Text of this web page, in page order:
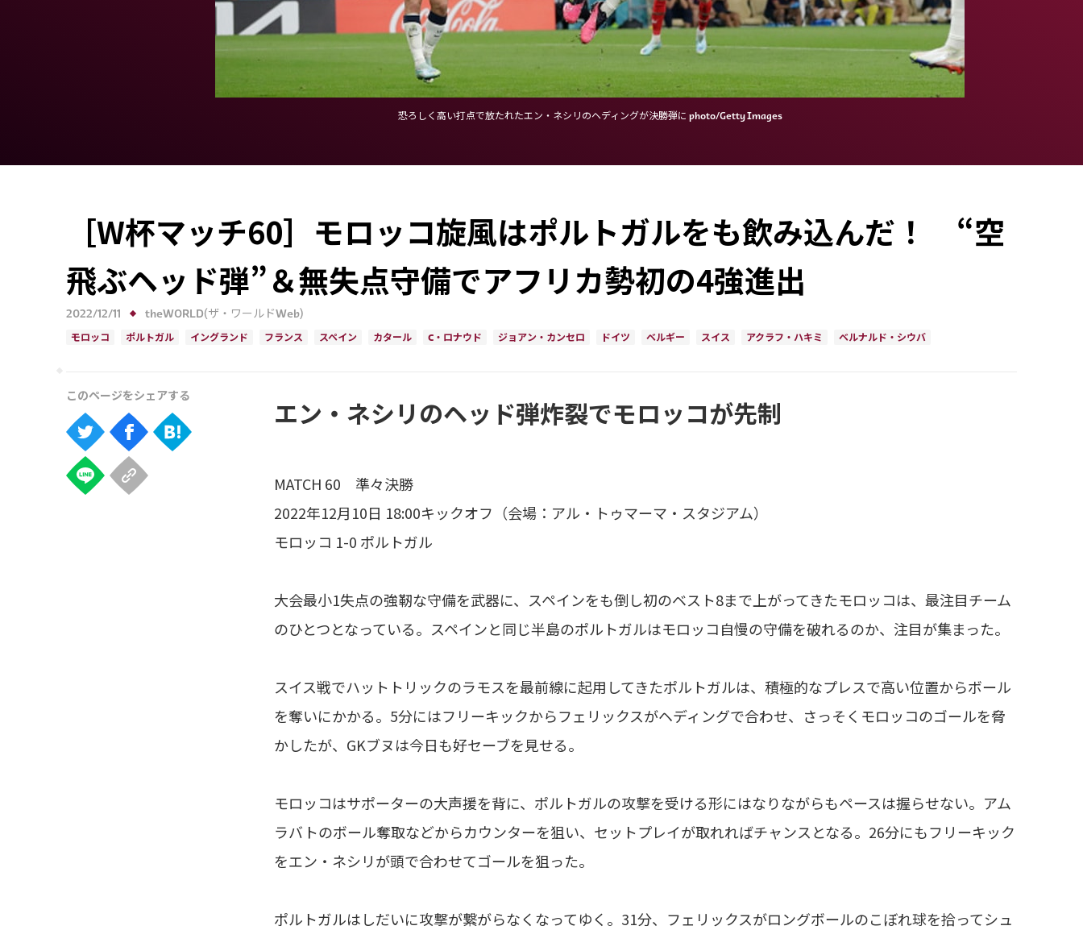
恐ろしく高い打点で放たれたエン・ネシリのヘディングが決勝弾に photo/Getty Images
［W杯マッチ60］モロッコ旋風はポルトガルをも飲み込んだ！ “空
飛ぶヘッド弾”＆無失点守備でアフリカ勢初の4強進出
2022/12/11 theWORLD(ザ・ワールドWeb)
モロッコ ポルトガル イングランド フランス スペイン カタール C・ロナウド ジョアン・カンセロ ドイツ ベルギー スイス アクラフ・ハキミ ベルナルド・シウバ
エン・ネシリのヘッド弾炸裂でモロッコが先制
MATCH 60 準々決勝
2022年12月10日 18:00キックオフ（会場：アル・トゥマーマ・スタジアム）
モロッコ 1-0 ポルトガル
大会最小1失点の強靭な守備を武器に、スペインをも倒し初のベスト8まで上がってきたモロッコは、最注目チーム
のひとつとなっている。スペインと同じ半島のポルトガルはモロッコ自慢の守備を破れるのか、注目が集まった。
スイス戦でハットトリックのラモスを最前線に起用してきたポルトガルは、積極的なプレスで高い位置からボール
を奪いにかかる。5分にはフリーキックからフェリックスがヘディングで合わせ、さっそくモロッコのゴールを脅
かしたが、GKブヌは今日も好セーブを見せる。
モロッコはサポーターの大声援を背に、ポルトガルの攻撃を受ける形にはなりながらもペースは握らせない。アム
ラバトのボール奪取などからカウンターを狙い、セットプレイが取れればチャンスとなる。26分にもフリーキック
をエン・ネシリが頭で合わせてゴールを狙った。
ポルトガルはしだいに攻撃が繋がらなくなってゆく。31分、フェリックスがロングボールのこぼれ球を拾ってシュ